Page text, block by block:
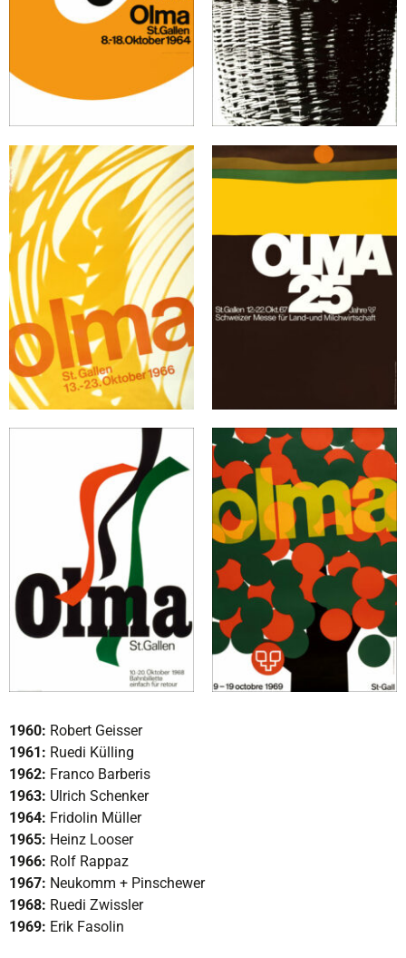
1960: Robert Geisser
1961: Ruedi Külling
1962: Franco Barberis
1963: Ulrich Schenker
1964: Fridolin Müller
1965: Heinz Looser
1966: Rolf Rappaz
1967: Neukomm + Pinschewer
1968: Ruedi Zwissler
1969: Erik Fasolin